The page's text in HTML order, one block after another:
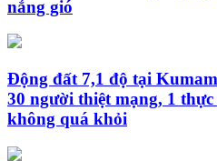
nắng gió
Động đất 7,1 độ tại
30 người thiệt mạng, 1
không quá khỏi